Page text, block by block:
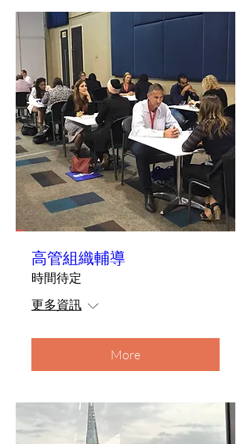
高管組織輔導
時間待定
更多資訊
More